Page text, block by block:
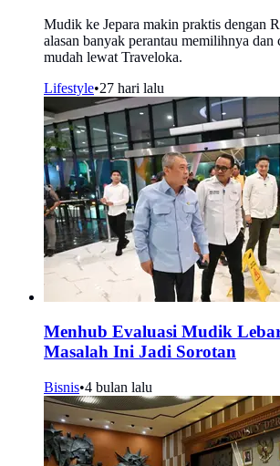
Mudik ke Jepara makin praktis dengan
alasan banyak perantau memilihnya dan
mudah lewat Traveloka.
Lifestyle•27 hari lalu
Menhub Evaluasi Mudik
Masalah Ini Jadi Sorotan
Bisnis•4 bulan lalu